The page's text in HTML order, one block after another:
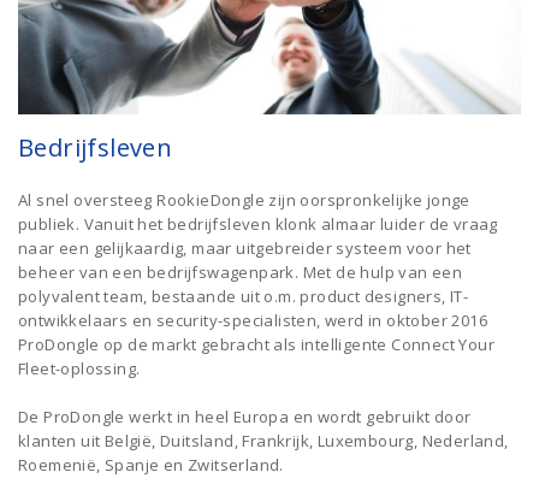
Bedrijfsleven
Al snel oversteeg RookieDongle zijn oorspronkelijke jonge
publiek. Vanuit het bedrijfsleven klonk almaar luider de vraag
naar een gelijkaardig, maar uitgebreider systeem voor het
beheer van een bedrijfswagenpark. Met de hulp van een
polyvalent team, bestaande uit o.m. product designers, IT-
ontwikkelaars en security-specialisten, werd in oktober 2016
ProDongle op de markt gebracht als intelligente Connect Your
Fleet-oplossing.
De ProDongle werkt in heel Europa en wordt gebruikt door
klanten uit België, Duitsland, Frankrijk, Luxembourg, Nederland,
Roemenië, Spanje en Zwitserland.